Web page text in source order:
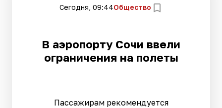
Сегодня, 09:44Общество
В аэропорту Сочи ввели
ограничения на полеты
Пассажирам рекомендуется